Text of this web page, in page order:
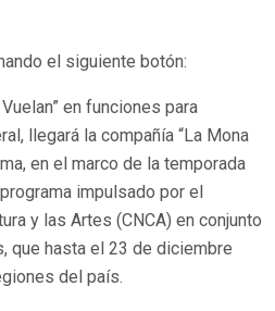
el siguiente botón:
en funciones para
llegará la compañía “La Mona
en el marco de la temporada
impulsado por el
y las Artes (CNCA) en conjunto
que hasta el 23 de diciembre
del país.